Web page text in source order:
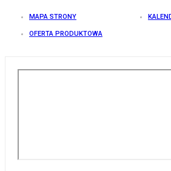
MAPA STRONY
OFERTA PRODUKTOWA